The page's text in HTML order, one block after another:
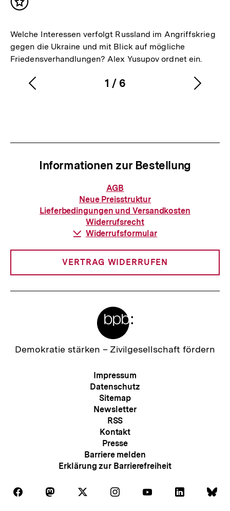
Inhalt
Welche Interessen verfolgt Russland im Angriffskrieg
gegen die Ukraine und mit Blick auf mögliche
Friedensverhandlungen? Alex Yusupov ordnet ein.
Karussellinhalt
1
von
/ 6
Vorherigen
Informationen zur Bestellung
Informationen
zur
Bestellung
AGB
Neue Preisstruktur
Lieferbedingungen und Versandkosten
Widerrufsrecht
Download-
Widerrufsformular
VERTRAG WIDERRUFEN
Zur
Demokratie stärken – Zivilgesellschaft fördern
Meta-
Navigation
Impressum
Datenschutz
Sitemap
Newsletter
RSS
Kontakt
Presse
Barriere melden
Erklärung zur Barrierefreiheit
Folgen
Auf
Folgen Folgen Folgen
Auf
Folgen Folgen